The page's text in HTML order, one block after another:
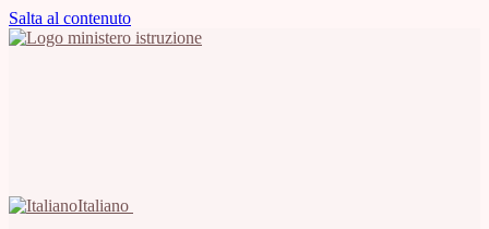
Salta al contenuto
Italiano